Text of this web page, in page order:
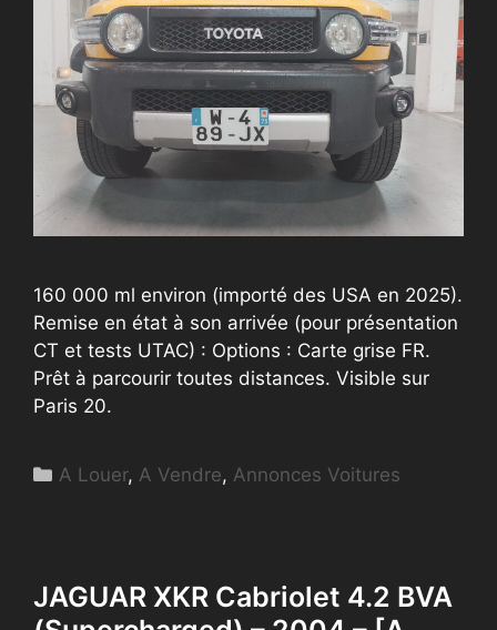
160 000 ml environ (importé des USA en 2025).
Remise en état à son arrivée (pour présentation
CT et tests UTAC) : Options : Carte grise FR.
Prêt à parcourir toutes distances. Visible sur
Paris 20.
Catégories
A Louer, A Vendre, Annonces Voitures
JAGUAR XKR Cabriolet 4.2 BVA